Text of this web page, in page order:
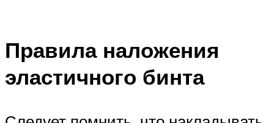
Правила наложения
эластичного бинта